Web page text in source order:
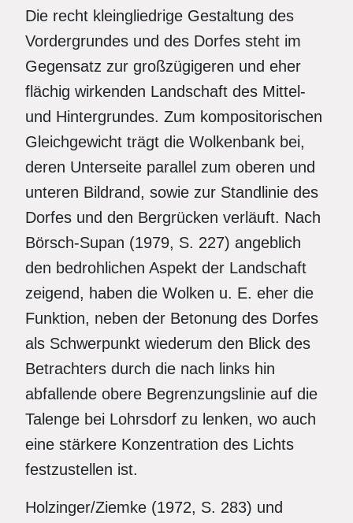
Die recht kleingliedrige Gestaltung des
Vordergrundes und des Dorfes steht im
Gegensatz zur großzügigeren und eher
flächig wirkenden Landschaft des Mittel-
und Hintergrundes. Zum kompositorischen
Gleichgewicht trägt die Wolkenbank bei,
deren Unterseite parallel zum oberen und
unteren Bildrand, sowie zur Standlinie des
Dorfes und den Bergrücken verläuft. Nach
Börsch-Supan (1979, S. 227) angeblich
den bedrohlichen Aspekt der Landschaft
zeigend, haben die Wolken u. E. eher die
Funktion, neben der Betonung des Dorfes
als Schwerpunkt wiederum den Blick des
Betrachters durch die nach links hin
abfallende obere Begrenzungslinie auf die
Talenge bei Lohrsdorf zu lenken, wo auch
eine stärkere Konzentration des Lichts
festzustellen ist.
Holzinger/Ziemke (1972, S. 283) und